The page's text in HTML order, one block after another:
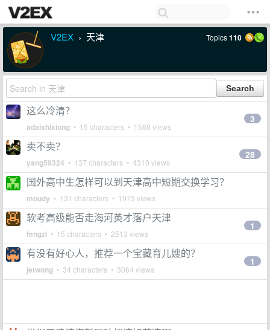
V2EX › 天津 Topics110
这么冷清？
adaishixiong • 15 characters • 1588 views
3
卖不卖？
yang59324 • 137 characters • 4310 views
28
国外高中生怎样可以到天津高中短期交换学习？
moudy • 131 characters • 1973 views
软考高级能否走海河英才落户天津
fengzl • 15 characters • 2513 views
1
有没有好心人，推荐一个宝藏育儿嫂的？
jetwong • 34 characters • 3064 views
1